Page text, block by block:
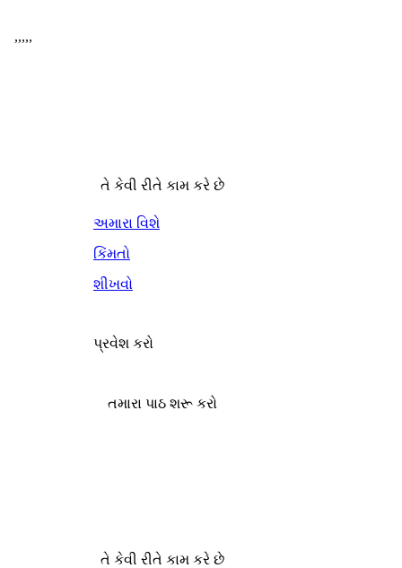
,,,,,
તે કેવી રીતે કામ કરે છે
અમારા વિશે
કિંમતો
શીખવો
પ્રવેશ કરો
તમારા પાઠ શરૂ કરો
તે કેવી રીતે કામ કરે છે